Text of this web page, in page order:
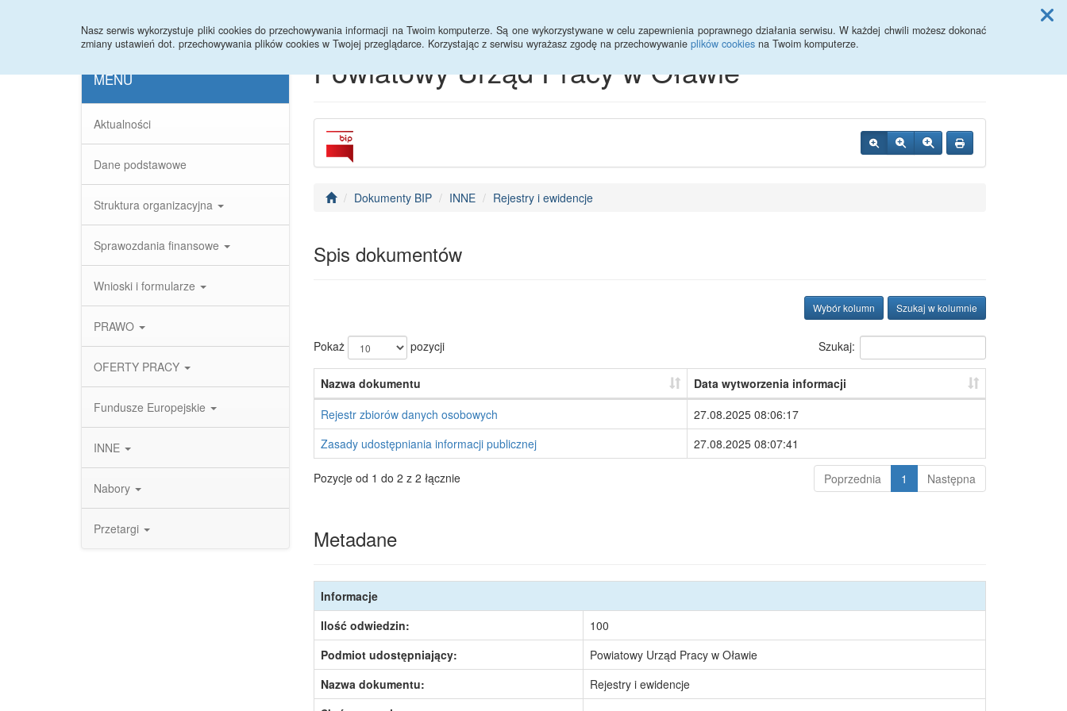
Nasz serwis wykorzystuje pliki cookies do przechowywania informacji na Twoim komputerze. Są one wykorzystywane w celu zapewnienia poprawnego działania serwisu. W każdej chwili możesz dokonać
zmiany ustawień dot. przechowywania plików cookies w Twojej przeglądarce. Korzystając z serwisu wyrażasz zgodę na przechowywanie plików cookies na Twoim komputerze.
MENU
Aktualności
Dane podstawowe
Struktura organizacyjna
Sprawozdania finansowe
Wnioski i formularze
PRAWO
OFERTY PRACY
Fundusze Europejskie
INNE
Nabory
Przetargi
Powiatowy Urząd Pracy w Oławie
Dokumenty BIP INNE Rejestry i ewidencje
Spis dokumentów
Szukaj w kolumnie
Wybór kolumn
Pokaż pozycji Szukaj:
Nazwa dokumentu
Data wytworzenia informacji
Rejestr zbiorów danych osobowych
27.08.2025 08:06:17
Zasady udostępniania informacji publicznej
27.08.2025 08:07:41
Pozycje od 1 do 2 z 2 łącznie Poprzednia 1 Następna
Metadane
Informacje
Ilość odwiedzin:
100
Podmiot udostępniający:
Powiatowy Urząd Pracy w Oławie
Nazwa dokumentu:
Rejestry i ewidencje